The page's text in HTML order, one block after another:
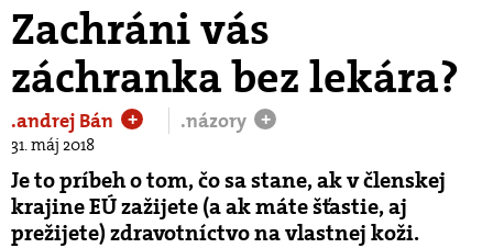
Zachráni vás
záchranka bez lekára?
.andrej Bán + .názory +
31. máj 2018
Je to príbeh o tom, čo sa stane, ak v členskej
krajine EÚ zažijete (a ak máte šťastie, aj
prežijete) zdravotníctvo na vlastnej koži.